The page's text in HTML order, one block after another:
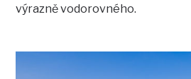
výrazně vodorovného.